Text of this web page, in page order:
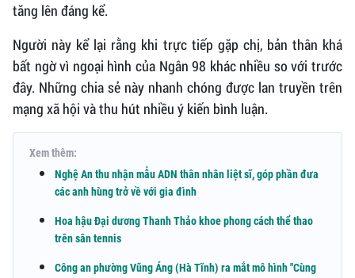
tăng lên đáng kể.
Người này kể lại rằng khi trực tiếp gặp chị, bản thân khá
bất ngờ vì ngoại hình của Ngân 98 khác nhiều so với trước
đây. Những chia sẻ này nhanh chóng được lan truyền trên
mạng xã hội và thu hút nhiều ý kiến bình luận.
Xem thêm:
Nghệ An thu nhận mẫu ADN thân nhân liệt sĩ, góp phần đưa
các anh hùng trở về với gia đình
Hoa hậu Đại dương Thanh Thảo khoe phong cách thể thao
trên sân tennis
Công an phường Vũng Áng (Hà Tĩnh) ra mắt mô hình "Cùng